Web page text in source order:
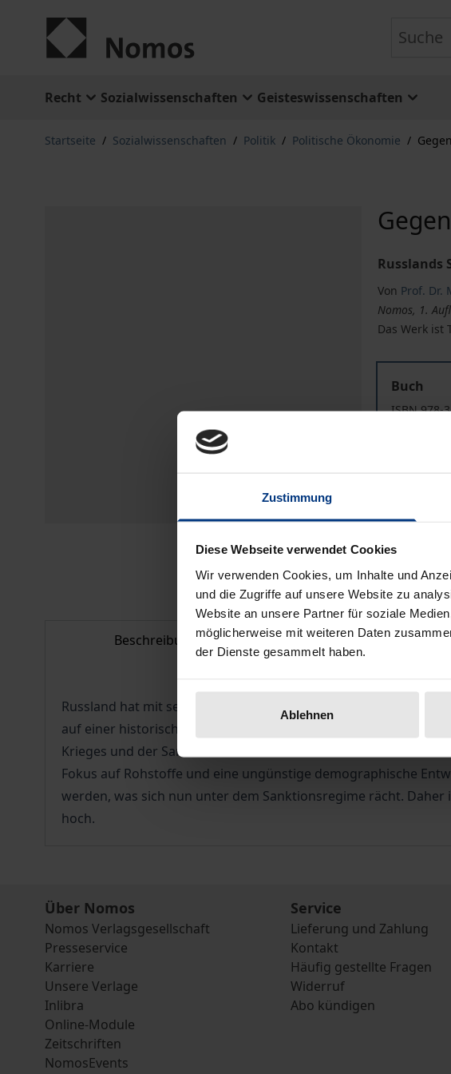
Zustimmung
Diese Webseite verwendet Cookies
Wir verwenden Cookies, um Inhalte und
und die Zugriffe auf unsere Website zu
Website an unsere Partner für soziale
möglicherweise mit weiteren Daten
der Dienste gesammelt haben.
Ablehnen
Recht Sozialwissenschaften Geisteswissenschaften
Startseite / Sozialwissenschaften / Politik / Politische Ökonomie /
Russlands
Von Prof. Dr.
Nomos, 1.
Das Werk ist
Buch
ISBN 978-
Beschreibung Bibliografische
Russland hat mit seinem Angriffskrieg auf die Ukraine seine
auf einer historischen Einbettung wird in diesem Buch der
Krieges und der Sanktionen für Russland und sein
Fokus auf Rohstoffe und eine ungünstige demographische
werden, was sich nun unter dem Sanktionsregime rächt.
hoch.
Über Nomos
Nomos Verlagsgesellschaft
Presseservice
Karriere
Unsere Verlage
Inlibra
Online-Module
Zeitschriften
NomosEvents
Service
Lieferung und Zahlung
Kontakt
Häufig gestellte Fragen
Widerruf
Abo kündigen